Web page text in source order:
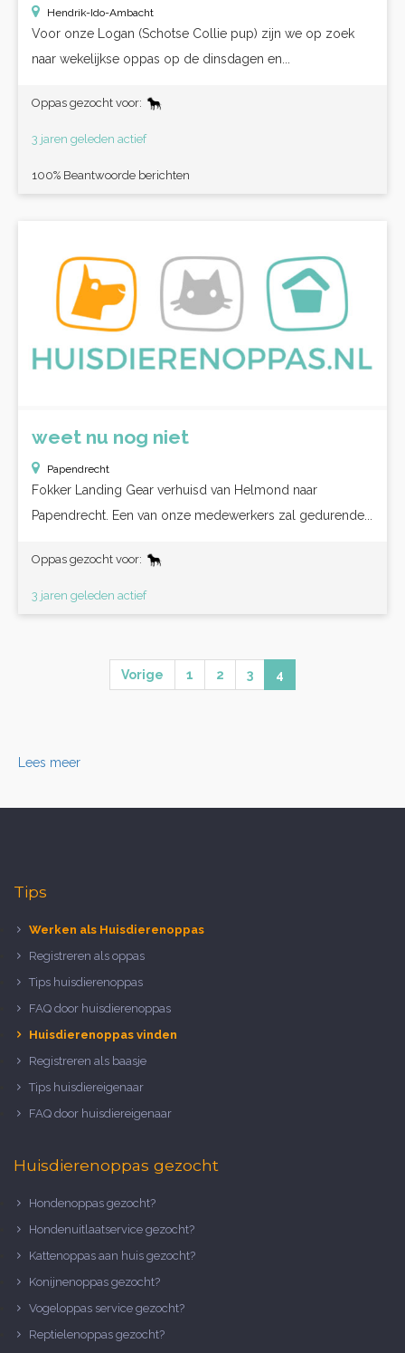
Hendrik-Ido-Ambacht
Voor onze Logan (Schotse Collie pup) zijn we op zoek
naar wekelijkse oppas op de dinsdagen en...
Oppas gezocht voor:
3 jaren geleden actief
100% Beantwoorde berichten
weet nu nog niet
Papendrecht
Fokker Landing Gear verhuisd van Helmond naar
Papendrecht. Een van onze medewerkers zal gedurende...
Oppas gezocht voor:
3 jaren geleden actief
Vorige 1 2 3 4
Lees meer
Tips
Werken als Huisdierenoppas
Registreren als oppas
Tips huisdierenoppas
FAQ door huisdierenoppas
Huisdierenoppas vinden
Registreren als baasje
Tips huisdiereigenaar
FAQ door huisdiereigenaar
Huisdierenoppas gezocht
Hondenoppas gezocht?
Hondenuitlaatservice gezocht?
Kattenoppas aan huis gezocht?
Konijnenoppas gezocht?
Vogeloppas service gezocht?
Reptielenoppas gezocht?